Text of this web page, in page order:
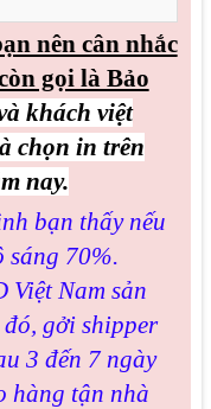
nên cân nhắc
gọi là Bảo
khách việt
chọn in trên
nay.
bạn thấy nếu
sáng 70%.
Nam sản
gởi shipper
3 đến 7 ngày
hàng tận nhà